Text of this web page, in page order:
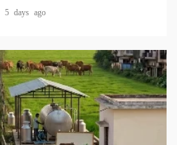
5 days ago